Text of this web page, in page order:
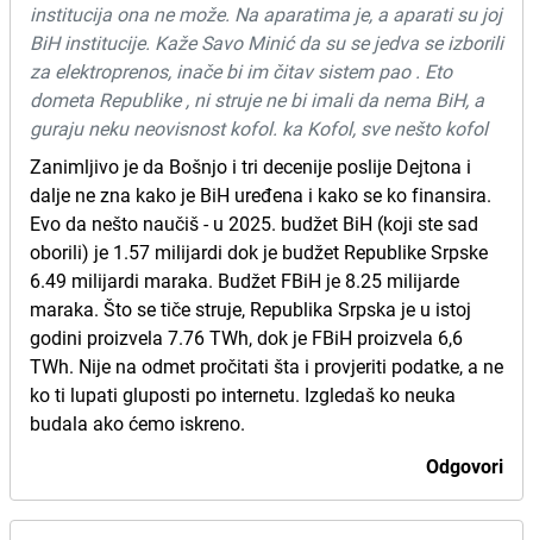
institucija ona ne može. Na aparatima je, a aparati su joj
BiH institucije. Kaže Savo Minić da su se jedva se izborili
za elektroprenos, inače bi im čitav sistem pao . Eto
dometa Republike , ni struje ne bi imali da nema BiH, a
guraju neku neovisnost kofol. ka Kofol, sve nešto kofol
Zanimljivo je da Bošnjo i tri decenije poslije Dejtona i
dalje ne zna kako je BiH uređena i kako se ko finansira.
Evo da nešto naučiš - u 2025. budžet BiH (koji ste sad
oborili) je 1.57 milijardi dok je budžet Republike Srpske
6.49 milijardi maraka. Budžet FBiH je 8.25 milijarde
maraka. Što se tiče struje, Republika Srpska je u istoj
godini proizvela 7.76 TWh, dok je FBiH proizvela 6,6
TWh. Nije na odmet pročitati šta i provjeriti podatke, a ne
ko ti lupati gluposti po internetu. Izgledaš ko neuka
budala ako ćemo iskreno.
Odgovori